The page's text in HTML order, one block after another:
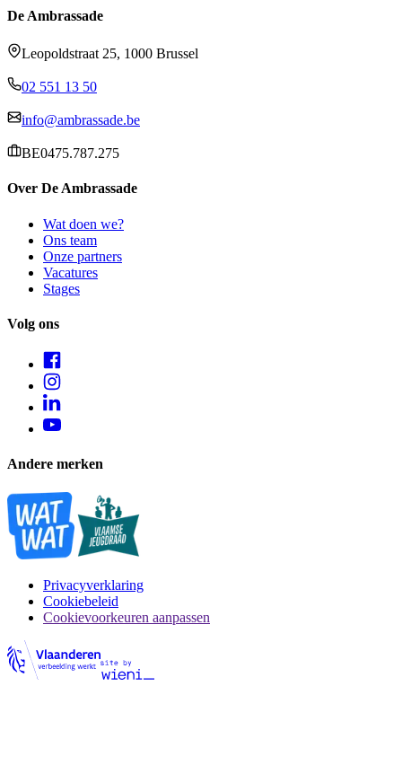
De Ambrassade
Leopoldstraat 25, 1000 Brussel
02 551 13 50
info@ambrassade.be
BE0475.787.275
Over De Ambrassade
Wat doen we?
Ons team
Onze partners
Vacatures
Stages
Volg ons
Andere merken
Privacyverklaring
Cookiebeleid
Cookievoorkeuren aanpassen